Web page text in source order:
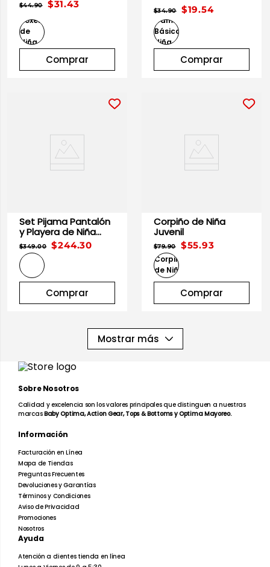
$31.43
$44.90
Comprar
$19.54
$34.90
Comprar
Set Pijama Pantalón
y Playera de Niña
Juvenil $244.30
$349.00
Comprar
Corpiño de Niña
Juvenil
$55.93
$79.90
Comprar
Mostrar más
Sobre Nosotros
Calidad y excelencia son los valores principales que distinguen a nuestras
marcasBaby Optima, Action Gear, Tops & Bottoms y Optima Mayoreo.
Información
Facturación en Línea
Mapa de Tiendas
Preguntas Frecuentes
Devoluciones y Garantías
Términos y Condiciones
Aviso de Privacidad
Promociones
Nosotros
Ayuda
Atención a clientes tienda en línea